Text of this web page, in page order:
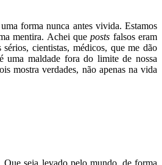
forma nunca antes vivida. Estamos
mentira. Achei queposts falsos eram
cientistas, médicos, que me dão
uma maldade fora do limite de nossa
mostra verdades, não apenas na vida